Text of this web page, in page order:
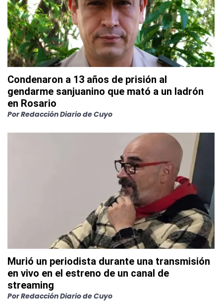
Condenaron a 13 años de prisión al
gendarme sanjuanino que mató a un ladrón
en Rosario
PorRedacción Diario de Cuyo
Murió un periodista durante una transmisión
en vivo en el estreno de un canal de
streaming
PorRedacción Diario de Cuyo